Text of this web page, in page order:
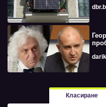
Класиране